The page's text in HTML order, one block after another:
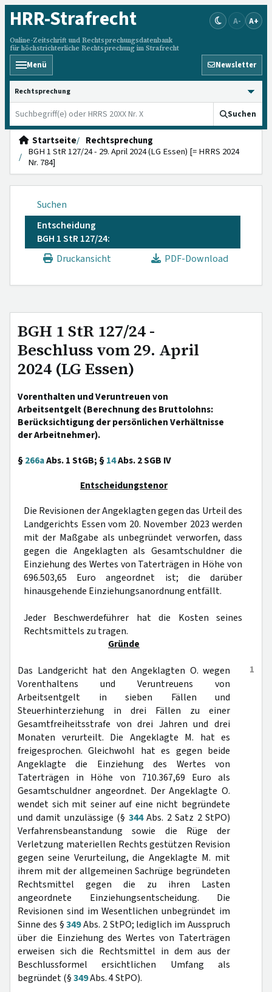
HRR-Strafrecht
Online-Zeitschrift und Rechtsprechungsdatenbank
für höchstrichterliche Rechtsprechung im Strafrecht
A- A+
Menü Newsletter
HRRS durchsuchen
Suchen
Startseite
Rechtsprechung
BGH 1 StR 127/24 - 29. April 2024 (LG Essen) [= HRRS 2024
Nr. 784]
Suchen
Entscheidung
BGH 1 StR 127/24:
Druckansicht
PDF-Download
BGH 1 StR 127/24 -
Beschluss vom 29. April
2024 (LG Essen)
Vorenthalten und Veruntreuen von
Arbeitsentgelt (Berechnung des Bruttolohns:
Berücksichtigung der persönlichen Verhältnisse
der Arbeitnehmer).
§266aAbs. 1 StGB; §14Abs. 2 SGB IV
Entscheidungstenor
Die Revisionen der Angeklagten gegen das Urteil des
Landgerichts Essen vom 20. November 2023 werden
mit der Maßgabe als unbegründet verworfen, dass
gegen die Angeklagten als Gesamtschuldner die
Einziehung des Wertes von Taterträgen in Höhe von
696.503,65 Euro angeordnet ist; die darüber
hinausgehende Einziehungsanordnung entfällt.
Jeder Beschwerdeführer hat die Kosten seines
Rechtsmittels zu tragen.
Gründe
1
Das Landgericht hat den Angeklagten O. wegen
Vorenthaltens und Veruntreuens von
Arbeitsentgelt in sieben Fällen und
Steuerhinterziehung in drei Fällen zu einer
Gesamtfreiheitsstrafe von drei Jahren und drei
Monaten verurteilt. Die Angeklagte M. hat es
freigesprochen. Gleichwohl hat es gegen beide
Angeklagte die Einziehung des Wertes von
Taterträgen in Höhe von 710.367,69 Euro als
Gesamtschuldner angeordnet. Der Angeklagte O.
wendet sich mit seiner auf eine nicht begründete
und damit unzulässige (§ 344Abs. 2 Satz 2 StPO)
Verfahrensbeanstandung sowie die Rüge der
Verletzung materiellen Rechts gestützen Revision
gegen seine Verurteilung, die Angeklagte M. mit
ihrem mit der allgemeinen Sachrüge begründeten
Rechtsmittel gegen die zu ihren Lasten
angeordnete Einziehungsentscheidung. Die
Revisionen sind im Wesentlichen unbegründet im
Sinne des §349Abs. 2 StPO; lediglich im Ausspruch
über die Einziehung des Wertes von Taterträgen
erweisen sich die Rechtsmittel in dem aus der
Beschlussformel ersichtlichen Umfang als
begründet (§349Abs. 4 StPO).